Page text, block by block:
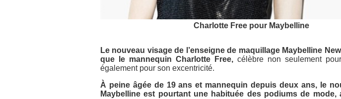
Charlotte Free pour Maybelline
Le nouveau visage de l’enseigne de maquillage Maybelline
que le mannequin Charlotte Free,célèbre non seulement
également pour son excentricité.
À peine âgée de 19 ans et mannequin depuis deux ans, le
Maybelline est pourtant une habituée des podiums de mode,